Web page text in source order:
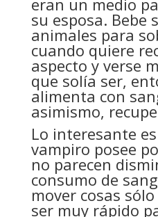
eran un medio
su esposa. Bebe
animales para
cuando quiere
aspecto y verse
que solía ser,
alimenta con
asimismo,
Lo interesante
vampiro posee
no parecen
consumo de
mover cosas
ser muy rápido